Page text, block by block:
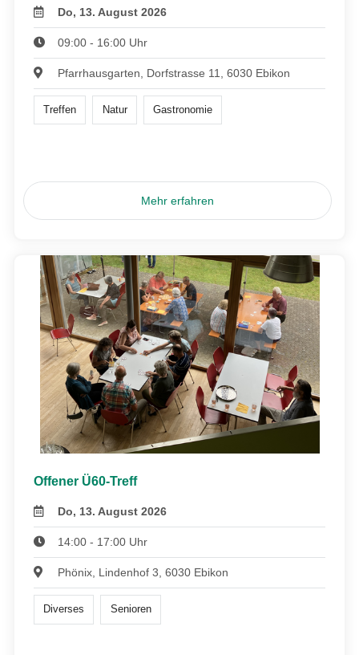
Do, 13. August 2026
09:00 - 16:00 Uhr
Pfarrhausgarten, Dorfstrasse 11, 6030 Ebikon
Treffen Natur Gastronomie
Mehr erfahren
Offener Ü60-Treff
Do, 13. August 2026
14:00 - 17:00 Uhr
Phönix, Lindenhof 3, 6030 Ebikon
Diverses Senioren